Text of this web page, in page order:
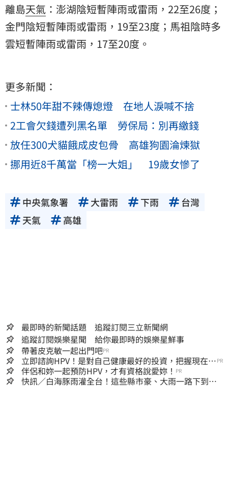
離島天氣 ：澎湖陰短暫陣雨或雷雨，22至26度；
金門陰短暫陣雨或雷雨，19至23度；馬祖陰時多
雲短暫陣雨或雷雨，17至20度。
更多新聞：
士林50年甜不辣傳熄燈 在地人淚喊不捨
2工會欠錢遭列黑名單 勞保局：別再繳錢
放任300犬貓餓成皮包骨 高雄狗園淪煉獄
挪用近8千萬當「榜一大姐」 19歲女慘了
中央氣象署 大雷雨 下雨
台灣
天氣
高雄
最即時的新聞話題 追蹤訂閱三立新聞網
追蹤訂閱娛樂星聞 給你最即時的娛樂星鮮事
帶著皮克敏一起出門吧PR
立即諮詢HPV！是對自己健康最好的投資，把握現在不
嫌晚！
PR
伴侶和妳一起預防HPV，才有資格說愛妳！ PR
快訊／白海豚雨灌全台！這些縣市豪、大雨一路下到晚